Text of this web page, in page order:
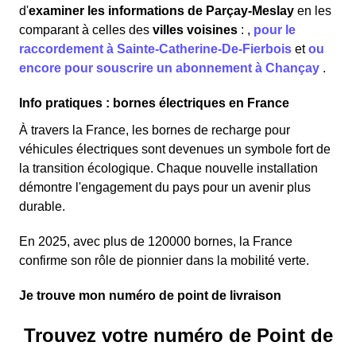
d'examiner les informations de Parçay-Meslay en les
comparant à celles des villes voisines : , pour le
raccordement à Sainte-Catherine-De-Fierbois etou
encore pour souscrire un abonnement à Chançay .
Info pratiques : bornes électriques en France
À travers la France, les bornes de recharge pour
véhicules électriques sont devenues un symbole fort de
la transition écologique. Chaque nouvelle installation
démontre l'engagement du pays pour un avenir plus
durable.
En 2025, avec plus de 120000 bornes, la France
confirme son rôle de pionnier dans la mobilité verte.
Je trouve mon numéro de point de livraison